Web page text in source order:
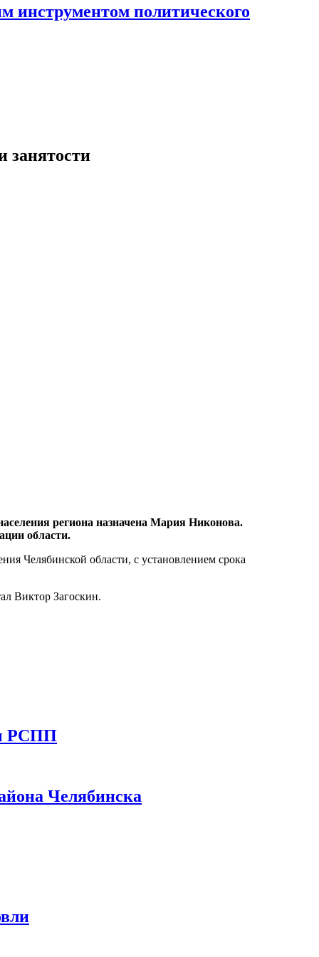
инструментом политического
занятости
региона назначена Мария Никонова.
области.
Челябинской области, с установлением срока
Виктор Загоскин.
РСПП
Челябинска